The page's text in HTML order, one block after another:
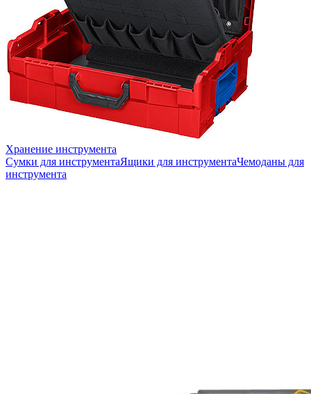
Хранение инструмента
Сумки для инструментаЯщики для инструментаЧемоданы для
инструмента